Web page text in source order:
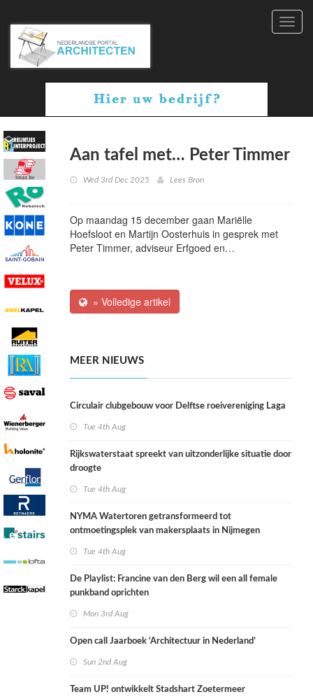
Aan tafel met… Peter Timmer
Wed 3rd Dec 2025 Lees Bron
Op maandag 15 december gaan Mariëlle
Hoefsloot en Martijn Oosterhuis in gesprek met
Peter Timmer, adviseur Erfgoed en…
» Volledige artikel
MEER NIEUWS
Circulair clubgebouw voor Delftse roeivereniging Laga
Tue 4th Aug
Rijkswaterstaat spreekt van uitzonderlijke situatie door
droogte
Tue 4th Aug
NYMA Watertoren getransformeerd tot
ontmoetingsplek van makersplaats in Nijmegen
Tue 4th Aug
De Playlist: Francine van den Berg wil een all female
punkband oprichten
Mon 3rd Aug
Open call Jaarboek ‘Architectuur in Nederland’
Sun 2nd Aug
Team UP! ontwikkelt Stadshart Zoetermeer